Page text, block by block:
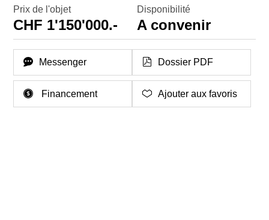
Prix de l'objet
CHF 1'150'000.-
Disponibilité
A convenir
Messenger Dossier PDF
Financement Ajouter aux favoris